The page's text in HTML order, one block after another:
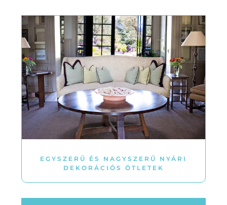
EGYSZERŰ ÉS NAGYSZERŰ NYÁRI
DEKORÁCIÓS ÖTLETEK